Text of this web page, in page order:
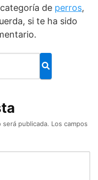
de perros,
si te ha sido
publicada. Los campos